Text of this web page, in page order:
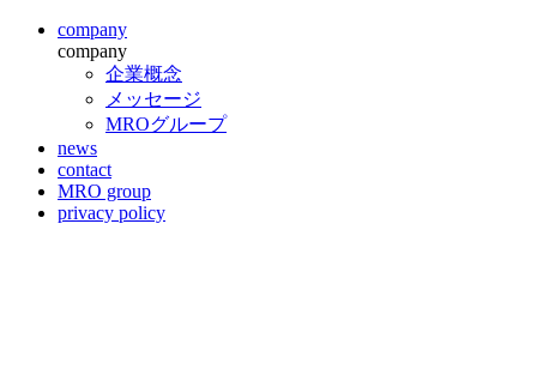
company
company
企業概念
メッセージ
MROグループ
news
contact
MRO group
privacy policy